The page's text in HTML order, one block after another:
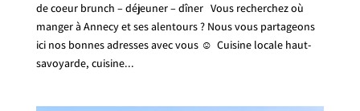
de coeur brunch – déjeuner – dîner Vous recherchez où
manger à Annecy et ses alentours ? Nous vous partageons
ici nos bonnes adresses avec vous ☺️ Cuisine locale haut-
savoyarde, cuisine...